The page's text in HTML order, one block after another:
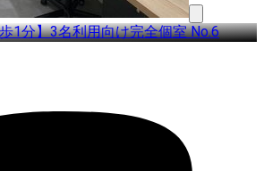
1分】3名利用向け完全個室 No.6